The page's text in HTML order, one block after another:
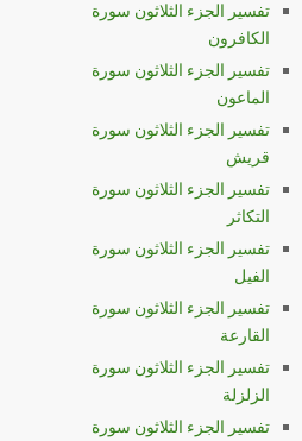
تفسير الجزء الثلاثون سورة
الكافرون
تفسير الجزء الثلاثون سورة
الماعون
تفسير الجزء الثلاثون سورة
قريش
تفسير الجزء الثلاثون سورة
التكاثر
تفسير الجزء الثلاثون سورة
الفيل
تفسير الجزء الثلاثون سورة
القارعة
تفسير الجزء الثلاثون سورة
الزلزلة
تفسير الجزء الثلاثون سورة